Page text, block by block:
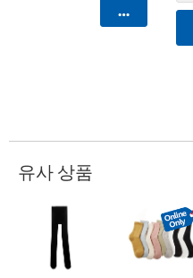
카트에 담기
유사 상품